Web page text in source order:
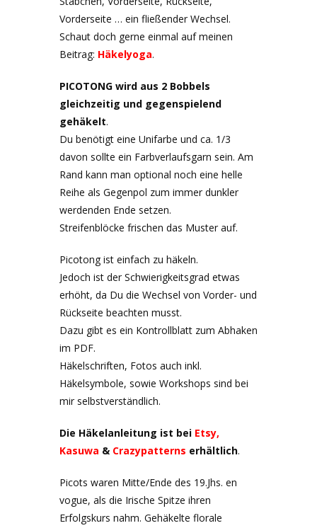
Vorderseite … ein fließender Wechsel.
Schaut doch gerne einmal auf meinen
Beitrag: Häkelyoga.
PICOTONG wird aus 2 Bobbels
gleichzeitig und gegenspielend
gehäkelt.
Du benötigt eine Unifarbe und ca. 1/3
davon sollte ein Farbverlaufsgarn sein. Am
Rand kann man optional noch eine helle
Reihe als Gegenpol zum immer dunkler
werdenden Ende setzen.
Streifenblöcke frischen das Muster auf.
Picotong ist einfach zu häkeln.
Jedoch ist der Schwierigkeitsgrad etwas
erhöht, da Du die Wechsel von Vorder- und
Rückseite beachten musst.
Dazu gibt es ein Kontrollblatt zum Abhaken
im PDF.
Häkelschriften, Fotos auch inkl.
Häkelsymbole, sowie Workshops sind bei
mir selbstverständlich.
Die Häkelanleitung ist bei Etsy,
Kasuwa & Crazypatterns erhältlich.
Picots waren Mitte/Ende des 19.Jhs. en
vogue, als die Irische Spitze ihren
Erfolgskurs nahm. Gehäkelte florale